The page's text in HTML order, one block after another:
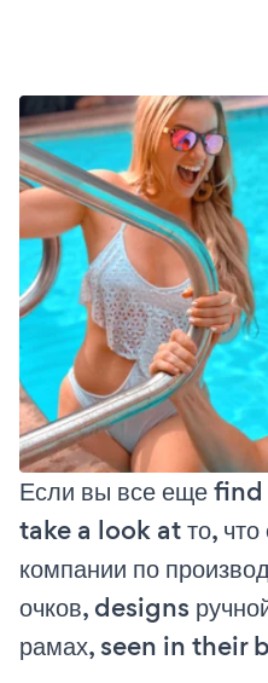
Если вы все еще
take a look at то,
компании по
очков, designs
рамах, seen in their